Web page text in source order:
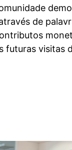
de
futuras visitas